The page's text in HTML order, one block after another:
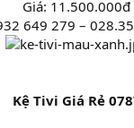
Giá: 11.500.000đ
649 279 –
Kệ Tivi Giá Rẻ